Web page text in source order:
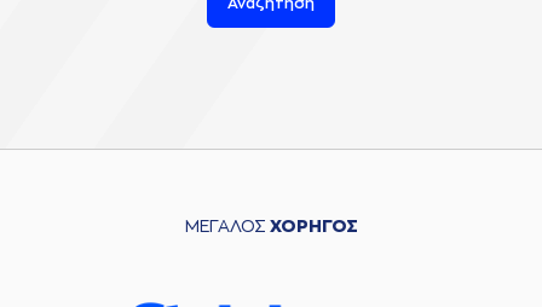
Αναζήτηση
ΜΕΓΑΛΟΣ ΧΟΡΗΓΟΣ